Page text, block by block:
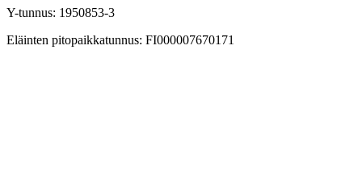
Y-tunnus: 1950853-3
Eläinten pitopaikkatunnus: FI000007670171